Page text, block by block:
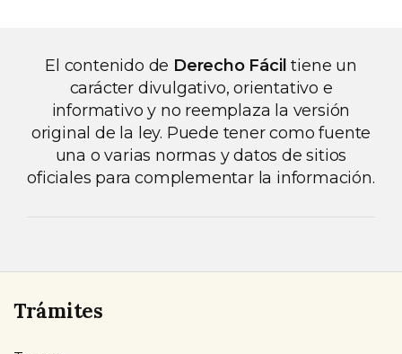
El contenido de Derecho Fácil tiene un
carácter divulgativo, orientativo e
informativo y no reemplaza la versión
original de la ley. Puede tener como fuente
una o varias normas y datos de sitios
oficiales para complementar la información.
Trámites